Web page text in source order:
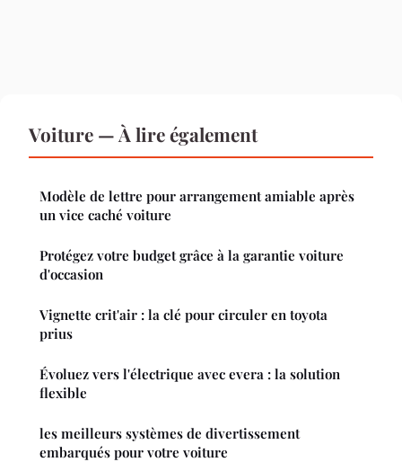
Voiture — À lire également
Modèle de lettre pour arrangement amiable après
un vice caché voiture
Protégez votre budget grâce à la garantie voiture
d'occasion
Vignette crit'air : la clé pour circuler en toyota
prius
Évoluez vers l'électrique avec evera : la solution
flexible
les meilleurs systèmes de divertissement
embarqués pour votre voiture